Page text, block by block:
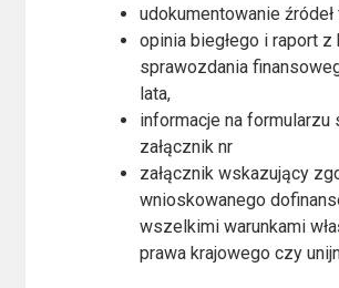
udokumentowanie
opinia biegłego i raport z
sprawozdania
lata,
informacje na formularzu
załącznik nr
załącznik wskazujący
wnioskowanego
wszelkimi warunkami
prawa krajowego czy